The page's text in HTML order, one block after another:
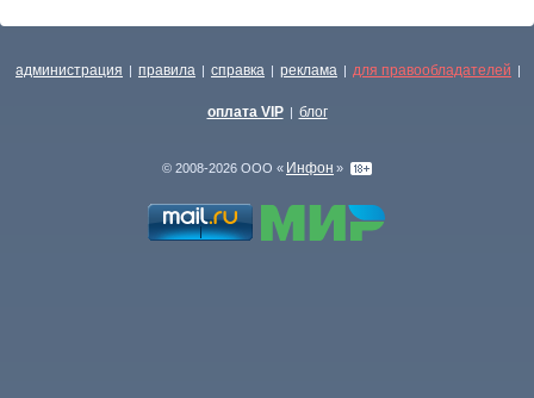
администрация | правила | справка | реклама | для правообладателей |
оплата VIP | блог
© 2008-2026 ООО « Инфон »